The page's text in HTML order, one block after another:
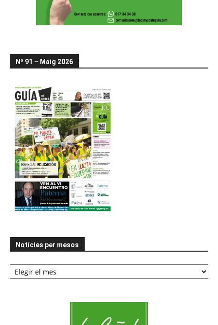
Nº 91 – Maig 2026
Notícies per mesos
Notícies
per